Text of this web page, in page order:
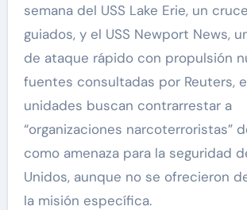
semana del USS Lake Erie, un
guiados, y el USS Newport News,
de ataque rápido con propulsión
fuentes consultadas por Reuters,
unidades buscan contrarrestar a
“organizaciones narcoterroristas”
como amenaza para la seguridad
Unidos, aunque no se ofrecieron
la misión específica.